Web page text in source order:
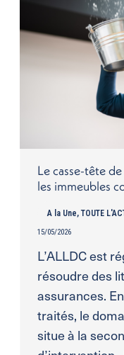
Le casse-tête
les immeubles
A la Une,TOUTE
15/05/2026
L’ALLDC est
résoudre des
assurances.
traités, le
situe à la